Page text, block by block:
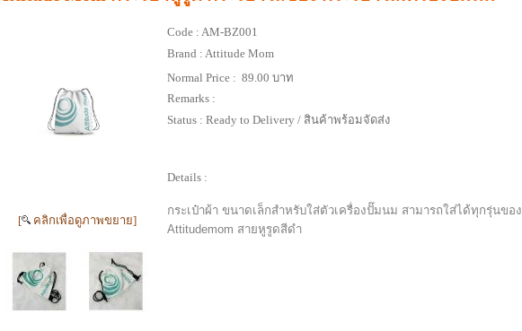
[ คลิกเพื่อดูภาพขยาย]
Code : AM-BZ001
Brand : Attitude Mom
Normal Price : 89.00 บาท
Remarks :
Status : Ready to Delivery / สินค้าพร้อมจัดส่ง
Details :
กระเป๋าผ้า ขนาดเล็กสำหรับใส่ตัวเครื่องปั๊มนม สามารถใส่ได้ทุกรุ่นของ
Attitudemom สายหูรูดสีดำ